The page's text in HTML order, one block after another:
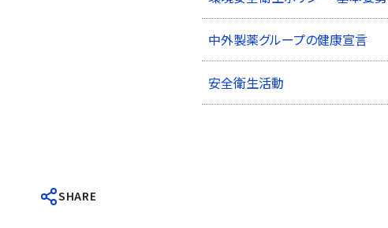
中外製薬グループの健康宣言
安全衛生活動
SHARE